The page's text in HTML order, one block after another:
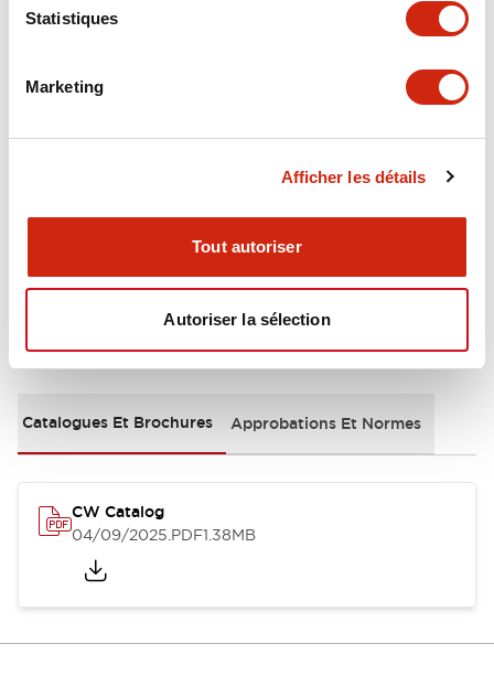
Statistiques
Marketing
Afficher les détails
Tout autoriser
Autoriser la sélection
Functional Specifications
Mounting and Installation Specifications
Documents et fichiers
Catalogues Et Brochures Approbations Et Normes
CW Catalog
04/09/2025.PDF1.38MB